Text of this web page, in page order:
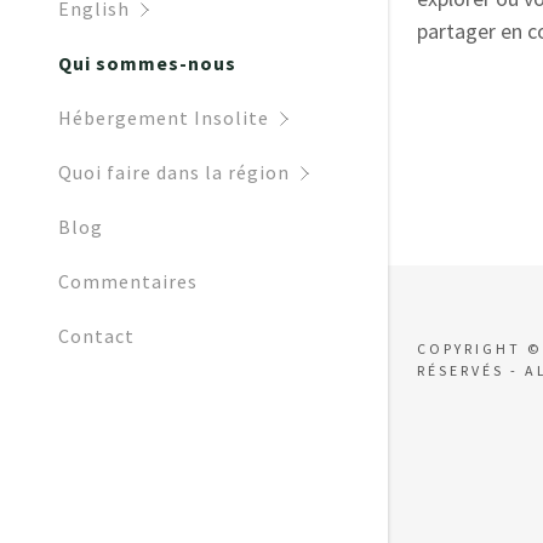
English Local
Qui sommes-nous
Hébergement Insolite
Quoi faire dans la région
Blog
Commentaires
Contact
partager en
COPYRIGHT
RÉSERVÉS -